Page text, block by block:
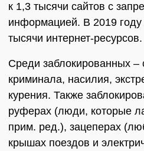
к 1,3 тысячи сайтов с
информацией. В 2019 году
тысячи интернет-ресурсов.
Среди заблокированных –
криминала, насилия,
курения. Также
руферах (люди, которые
прим. ред.), зацеперах
крышах поездов и